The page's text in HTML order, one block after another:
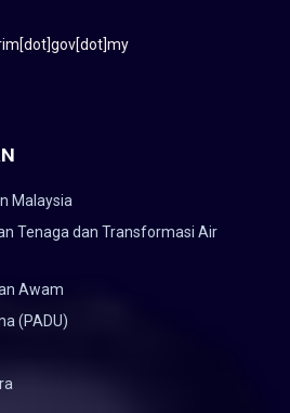
Malaysia
Tenaga dan Transformasi Air
Awam
(PADU)